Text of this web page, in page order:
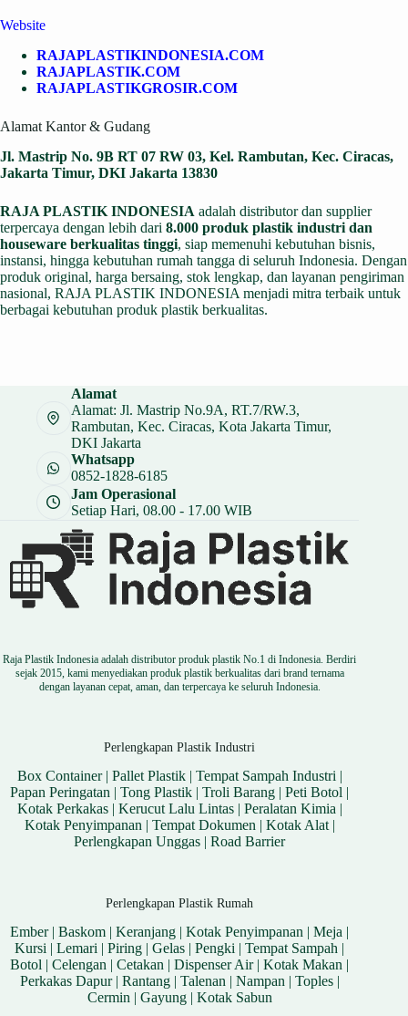
Website
RAJAPLASTIKINDONESIA.COM
RAJAPLASTIK.COM
RAJAPLASTIKGROSIR.COM
Alamat Kantor & Gudang
Jl. Mastrip No. 9B RT 07 RW 03, Kel. Rambutan, Kec. Ciracas,
Jakarta Timur, DKI Jakarta 13830
RAJA PLASTIK INDONESIA adalah distributor dan supplier
terpercaya dengan lebih dari 8.000 produk plastik industri dan
houseware berkualitas tinggi, siap memenuhi kebutuhan bisnis,
instansi, hingga kebutuhan rumah tangga di seluruh Indonesia. Dengan
produk original, harga bersaing, stok lengkap, dan layanan pengiriman
nasional, RAJA PLASTIK INDONESIA menjadi mitra terbaik untuk
berbagai kebutuhan produk plastik berkualitas.
Alamat
Alamat: Jl. Mastrip No.9A, RT.7/RW.3,
Rambutan, Kec. Ciracas, Kota Jakarta Timur,
DKI Jakarta
Whatsapp
0852-1828-6185
Jam Operasional
Setiap Hari, 08.00 - 17.00 WIB
Raja Plastik Indonesia adalah distributor produk plastik No.1 di Indonesia. Berdiri
sejak 2015, kami menyediakan produk plastik berkualitas dari brand ternama
dengan layanan cepat, aman, dan terpercaya ke seluruh Indonesia.
Perlengkapan Plastik Industri
Box Container| Pallet Plastik| Tempat Sampah Industri |
Papan Peringatan |Tong Plastik |Troli Barang |Peti Botol |
Kotak Perkakas| Kerucut Lalu Lintas| Peralatan Kimia |
Kotak Penyimpanan | Tempat Dokumen | Kotak Alat|
Perlengkapan Unggas |Road Barrier
Perlengkapan Plastik Rumah
Ember|Baskom |Keranjang |Kotak Penyimpanan |Meja |
Kursi |Lemari |Piring |Gelas |Pengki |Tempat Sampah |
Botol |Celengan |Cetakan |Dispenser Air|Kotak Makan |
Perkakas Dapur| Rantang| Talenan | Nampan | Toples|
Cermin | Gayung| Kotak Sabun